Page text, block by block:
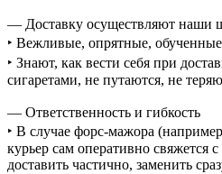
— Доставку осуществляют наши
‣ Вежливые, опрятные,
‣ Знают, как вести себя при
сигаретами, не путаются, не
— Ответственность и гибкость
‣ В случае форс-мажора
курьер сам оперативно свяжется
доставить частично, заменить